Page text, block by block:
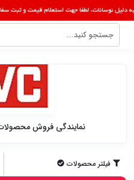
نمایندگی فروش
فیلتر محصولات